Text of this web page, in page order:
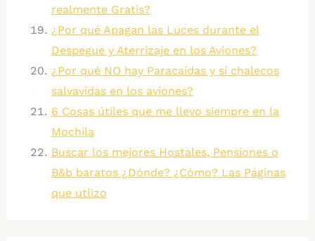
realmente Gratis?
¿Por qué Apagan las Luces durante el
Despegue y Aterrizaje en los Aviones?
¿Por qué NO hay Paracaídas y sí chalecos
salvavidas en los aviones?
6 Cosas útiles que me llevo siempre en la
Mochila
Buscar los mejores Hostales, Pensiones o
B&b baratos ¿Dónde? ¿Cómo? Las Páginas
que utlizo